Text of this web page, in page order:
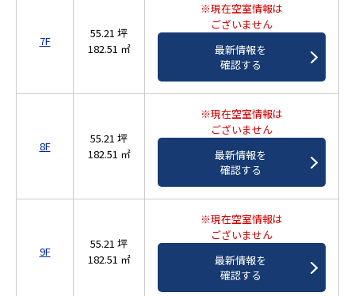
7F
55.21 坪
182.51 ㎡
※現在空室情報は
ございません
最新情報を
確認する
8F
55.21 坪
182.51 ㎡
※現在空室情報は
ございません
最新情報を
確認する
9F
55.21 坪
182.51 ㎡
※現在空室情報は
ございません
最新情報を
確認する